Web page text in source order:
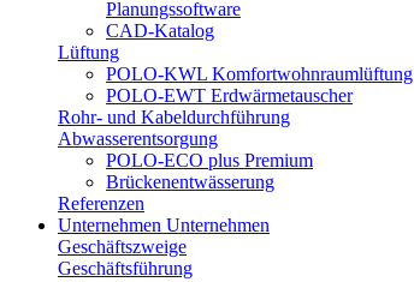
Planungssoftware
CAD-Katalog
Lüftung
POLO-KWL Komfortwohnraumlüftung
POLO-EWT Erdwärmetauscher
Rohr- und Kabeldurchführung
Abwasserentsorgung
POLO-ECO plus Premium
Brückenentwässerung
Referenzen
Unternehmen Unternehmen
Geschäftszweige
Geschäftsführung